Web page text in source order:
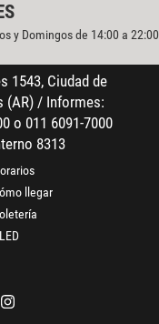
y Domingos de 14:00 a 22:00
1543, Ciudad de
(AR) / Informes:
o 011 6091-7000
8313
llegar